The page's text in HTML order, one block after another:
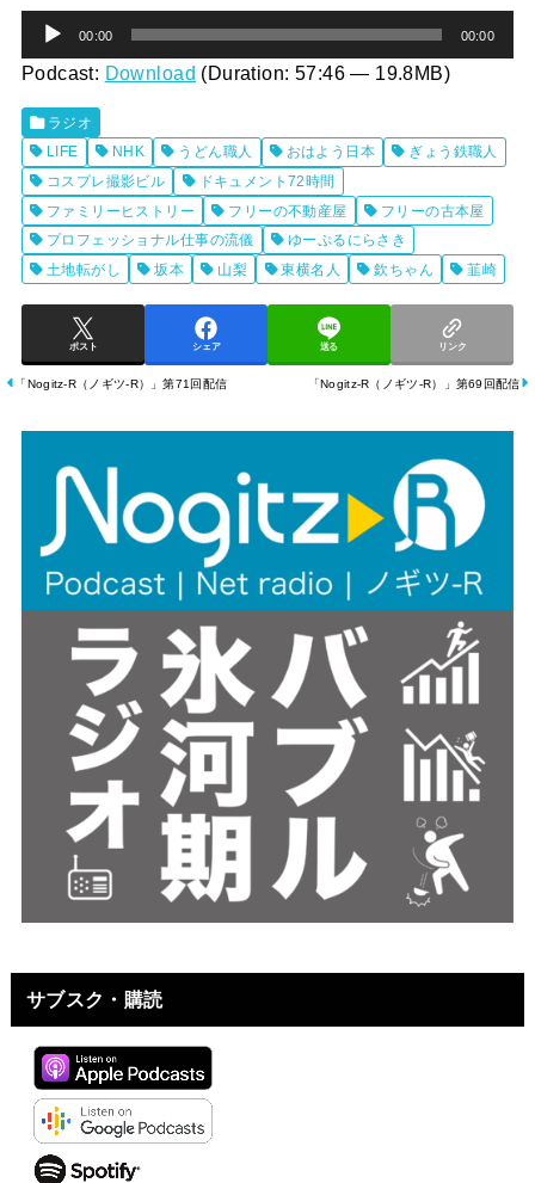
声
レ
ー
ヤ
ー
00:00 00:00
Podcast: Download (Duration: 57:46 — 19.8MB)
ラジオ
LIFE
NHK うどん職人 おはよう日本
ぎょう鉄職人
コスプレ撮影ビル
ドキュメント72時間
ファミリーヒストリー
フリーの不動産屋
フリーの古本屋
プロフェッショナル仕事の流儀
ゆーぷるにらさき
土地転がし
坂本 山梨 東横名人 欽ちゃん 韮崎
ポスト シェア 送る リンク
「Nogitz-R（ノギツ-R）」第71回配信 「Nogitz-R（ノギツ-R）」第69回配信
サブスク・購読